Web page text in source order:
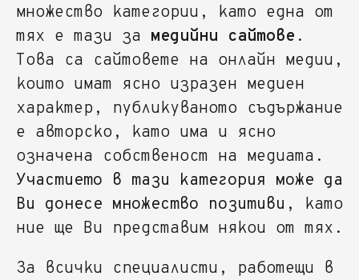
множество категории, като една от
тях е тази за медийни сайтове .
Това са сайтовете на онлайн медии,
които имат ясно изразен медиен
характер, публикуваното съдържание
е авторско, като има и ясно
означена собственост на медиата.
Участието в тази категория може да
Ви донесе множество позитиви , като
ние ще Ви представим някои от тях.
За всички специалисти, работещи в